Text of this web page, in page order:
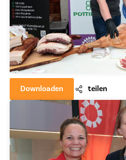
Downloaden teilen